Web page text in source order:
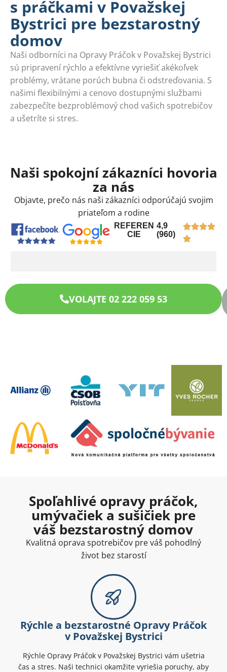
s práčkami v Považskej
Bystrici pre bezstarostný
domov
Naši odborníci na Opravy Práčok v Považskej Bystrici
sú pripravení rýchlo a efektívne vyriešiť akékoľvek
problémy, vrátane porúch bubna či odstreďovania. S
našimi flexibilnými a cenovo dostupnými službami
zabezpečíte bezproblémový chod vašich spotrebičov
a ušetríte si stres.
Naši spokojní zákazníci hovoria
za nás
Objavte, prečo nás naši zákazníci odporúčajú svojim
priateľom a rodine
REFEREN
CIE
4,9
(960)
VOLAJTE 02 222 059 53
Spoľahlivé opravy práčok,
umývačiek a sušičiek pre
váš bezstarostný domov
Kvalitná oprava spotrebičov pre váš pohodlný
život bez starostí
Rýchle a bezstarostné Opravy Práčok
v Považskej Bystrici
Rýchle Opravy Práčok v Považskej Bystrici vám ušetria
čas a stres. Naši technici okamžite vyriešia poruchy, aby